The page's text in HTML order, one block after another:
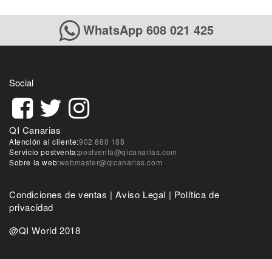
WhatsApp 608 021 425
Social
QI Canarias
Atención al cliente:902 880 188
Servicio postventa:postventa@qicanarias.com
Sobre la web:webmaster@qicanarias.com
Condiciones de ventas |Aviso Legal | Política de
privacidad
@QI World 2018